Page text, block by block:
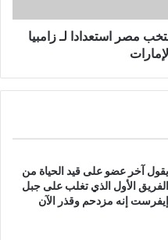
مصر استعدادا لـ زامبيا
يقول آخر عضو على قيد الحياة من
الفريق الأول الذي تغلب على جبل
إيفرست إنه مزدحم وقذر الآن